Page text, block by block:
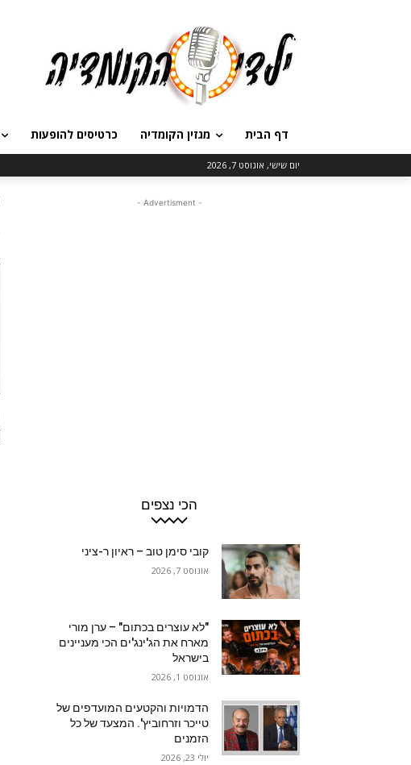
דף הבית מגזין הקומדיה כרטיסים להופעות
יום שישי, אוגוסט 7, 2026
- Advertisment -
הכי נצפים
קובי סימן טוב – ראיון ר-ציני
אוגוסט 7, 2026
"לא עוצרים בכתום" – ערן מורי
מארח את הג'ינג'ים הכי מעניינים
בישראל
אוגוסט 1, 2026
הדמויות והקטעים המועדפים של
טייכר וזרחוביץ'. המצעד של כל
הזמנים
יולי 23, 2026